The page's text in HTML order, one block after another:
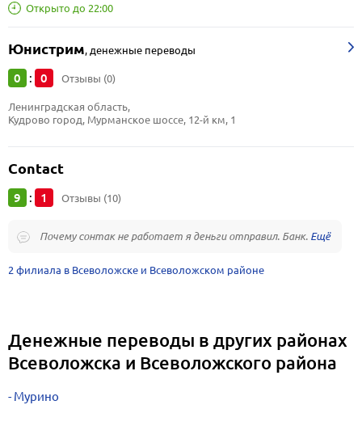
Открыто до 22:00
Юнистрим, денежные переводы
0 : 0 Отзывы (0)
Ленинградская область,
Кудрово город, Мурманское шоссе, 12-й км, 1
Contact
9 : 1 Отзывы (10)
Почему сонтак не работает я деньги отправил. Банк.
2 филиала в Всеволожске и Всеволожском районе
Денежные переводы в других районах
Всеволожска и Всеволожского района
Мурино